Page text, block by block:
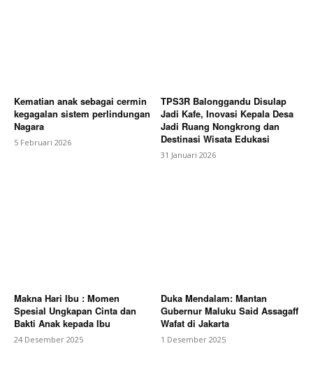
Kematian anak sebagai cermin
kegagalan sistem perlindungan
Nagara
5 Februari 2026
TPS3R Balonggandu Disulap
Jadi Kafe, Inovasi Kepala Desa
Jadi Ruang Nongkrong dan
Destinasi Wisata Edukasi
31 Januari 2026
Makna Hari Ibu : Momen
Spesial Ungkapan Cinta dan
Bakti Anak kepada Ibu
24 Desember 2025
Duka Mendalam: Mantan
Gubernur Maluku Said Assagaff
Wafat di Jakarta
1 Desember 2025